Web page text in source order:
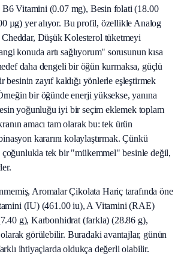
Vitamini (0.07 mg), Besin folati (18.00
µg) yer alıyor. Bu profil, özellikle Analog
Düşük Kolesterol tüketmeyi
konuda artı sağlıyorum" sorusunun kısa
daha dengeli bir öğün kurmaksa, güçlü
besinin zayıf kaldığı yönlerle eşleştirmek
bir öğünde enerji yüksekse, yanına
yoğunluğu iyi bir seçim eklemek toplam
amacı tam olarak bu: tek ürün
kararını kolaylaştırmak. Çünkü
çoğunlukla tek bir "mükemmel" besinle değil,
Aromalar Çikolata Hariç tarafında öne
(IU) (461.00 iu), A Vitamini (RAE)
g), Karbonhidrat (farkla) (28.86 g),
görülebilir. Buradaki avantajlar, günün
ihtiyaçlarda oldukça değerli olabilir.